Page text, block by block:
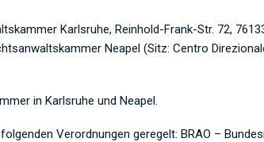
Karlsruhe, Reinhold-Frank-Str. 72,
Neapel (Sitz: Centro
in Karlsruhe und Neapel.
Verordnungen geregelt: BRAO –